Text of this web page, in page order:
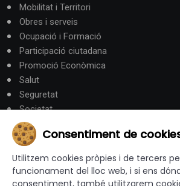
Mobilitat i Territori
Obres i serveis
Ocupació i Formació
Participació ciutadana
Promoció Econòmica
Salut
Seguretat
Societat
Turisme
Altres Canals
Consentiment de
Utilitzem cookies pròpies i de tercers
funcionament del lloc web, i si ens
consentiment, també utilitzarem